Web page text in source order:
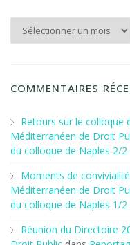
Aux archives du Site
COMMENTAIRES
Retours sur le colloque
Méditerranéen de Droit
du colloque de Naples 2/
Moments de
Méditerranéen de Droit
du colloque de Naples 1/
Réunion du Directoire